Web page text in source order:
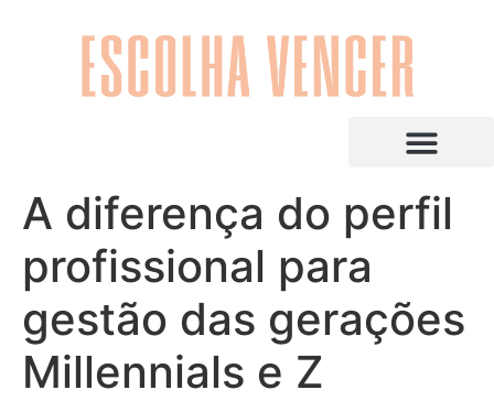
A diferença do perfil
profissional para
gestão das gerações
Millennials e Z